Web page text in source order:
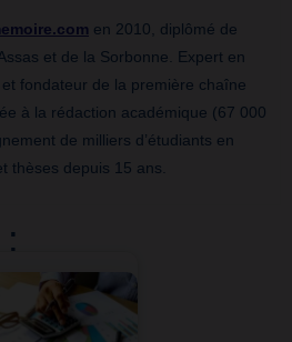
en 2010, diplômé de
et de la Sorbonne. Expert en
fondateur de la première chaîne
à la rédaction académique (67 000
de milliers d’étudiants en
thèses depuis 15 ans.